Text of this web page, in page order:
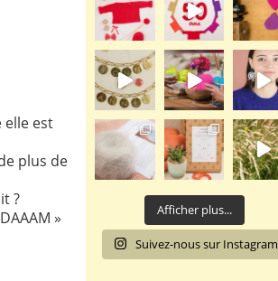
elle est
plus de
?
»
Afficher plus...
Suivez-nous sur Instagram